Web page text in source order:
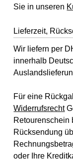
Sie in unseren
Lieferzeit,
Wir liefern per
innerhalb
Für eine
Widerrufsrecht
Retourenschein
Rücksendung
oder Ihre